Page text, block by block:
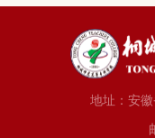
地址：安